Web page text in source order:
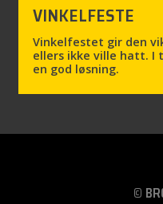
VINKELFESTE
Vinkelfestet gir den
ellers ikke ville hatt. I
en god løsning.
©